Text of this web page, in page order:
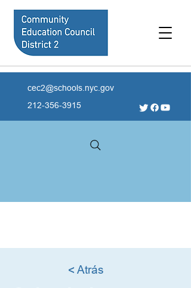
cec2@schools.nyc.gov
212-356-3915
< Atrás